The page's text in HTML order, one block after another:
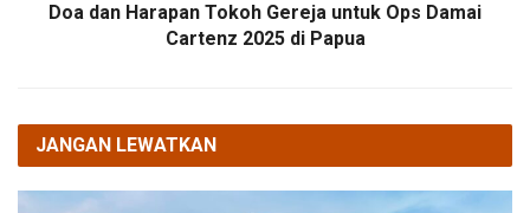
Doa dan Harapan Tokoh Gereja untuk Ops Damai
Cartenz 2025 di Papua
JANGAN LEWATKAN